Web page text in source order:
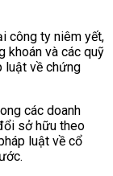
công ty niêm yết,
khoán và các quỹ
luật về chứng
các doanh
sở hữu theo
luật về cổ